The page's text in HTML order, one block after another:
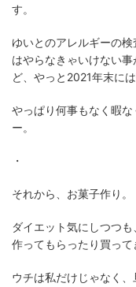
す。
ゆいとのアレルギーの
はやらなきゃいけない
ど、やっと2021年末に
やっぱり何事もなく暇
ー。
・
それから、お菓子作り。
ダイエット気にしつつ
作ってもらったり買っ
ウチは私だけじゃなく